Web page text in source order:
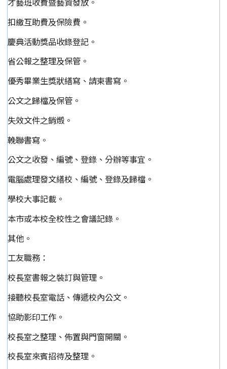
扣繳互助費及保險費。
慶典活動獎品收錄登記。
省公報之整理及保管。
優秀畢業生獎狀繕寫、請柬書寫。
公文之歸檔及保管。
失效文件之銷燬。
輓聯書寫。
公文之收發、編號、登錄、分辦等事宜。
電腦處理發文繕校、編號、登錄及歸檔。
學校大事記載。
本市或本校全校性之會議記錄。
其他。
工友職務：
校長室書報之裝訂與管理。
接聽校長室電話、傳遞校內公文。
協助影印工作。
校長室之整理、佈置與門窗開關。
校長室來賓招待及整理。